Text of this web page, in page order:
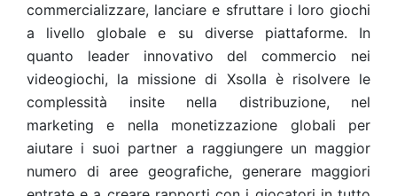
commercializzare, lanciare e sfruttare i loro giochi
a livello globale e su diverse piattaforme. In
quanto leader innovativo del commercio nei
videogiochi, la missione di Xsolla è risolvere le
complessità insite nella distribuzione, nel
marketing e nella monetizzazione globali per
aiutare i suoi partner a raggiungere un maggior
numero di aree geografiche, generare maggiori